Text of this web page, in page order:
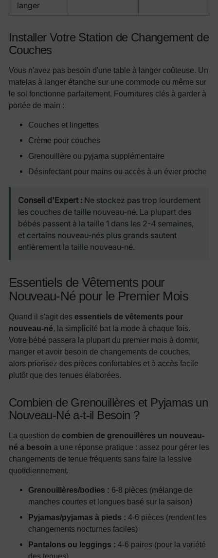
langer
Installer Votre Station de Changement de
Couches
Vous n'avez pas besoin d'une table à langer coûteuse. Un
matelas à langer étanche sur une commode ou même sur
le sol fonctionne parfaitement. Fournitures clés à garder à
portée de main :
Couches et lingettes
Crème pour couches
Grenouillère ou pyjama supplémentaire
Désinfectant pour mains ou accès à un évier proche
Conseil d'Expert : Ne stockez pas trop lourdement
les couches de taille nouveau-né. La plupart des
bébés passent à la taille 1 dans les 2-4 semaines,
et certains nouveau-nés plus grands sautent
entièrement la taille nouveau-né.
Essentiels de Vêtements pour
Nouveau-Né pour le Premier Mois
Quand il s'agit des essentiels de vêtements pour
nouveau-né, la simplicité bat la mode à chaque fois.
Votre bébé passera la plupart du premier mois à dormir,
manger et avoir besoin de changements de couches,
alors priorisez des pièces confortables et à accès facile
plutôt que des tenues élaborées.
Combien de Grenouillères et Pyjamas un
Nouveau-Né a-t-il Besoin ?
La question de combien de grenouillères un nouveau-
né a besoin a une réponse pratique : assez pour gérer les
changements de tenue fréquents sans faire la lessive
quotidiennement.
Grenouillères/bodies : 6-8 pièces (mélange de
manches courtes et longues basé sur la saison)
Pyjamas/pyjamas à pieds : 4-6 pièces (rendent les
changements nocturnes faciles)
Pantalons ou leggings : 4-6 paires (pour la variété
des tenues)